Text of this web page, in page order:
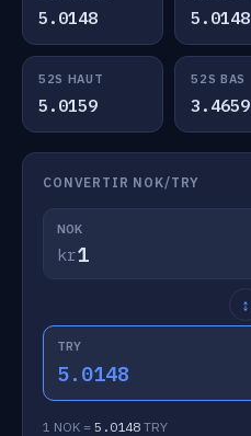
5.0148 5.0148
52S HAUT
5.0159
52S BAS
3.4659
CONVERTIR NOK/TRY
NOK
kr
↕
TRY
5.0148
1 NOK = 5.0148 TRY